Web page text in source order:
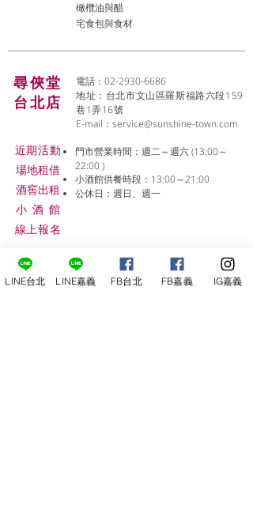
橄欖油與醋
宅食包與食材
尋俠堂
台北店
電話：02-2930-6686
地址：台北市文山區羅斯福路六段159
巷1弄16號
E-mail： service@sunshine-town.com
近期活動
場地租借
​酒窖出租
小酒 館
線上報名
門市營業時間：週二～週六 (13:00～
22:00 )
小酒館供餐時段：13:00～21:00
公休日：週日、週一
LINE台北 LINE嘉義 FB台北 FB嘉義 IG嘉義